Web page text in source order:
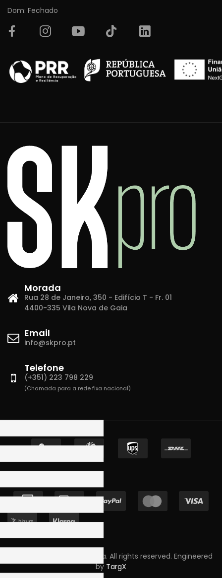
Dom: Fechado
Morada
Rua 28 de Janeiro, 350 - Edifício T - Fr. 01
4400-335 Vila Nova de Gaia
Email
info@skpro.pt
Telefone
(+351) 223 798 229
(Chamada para a rede fixa nacional)
Copyright © 2023 Skpro, Lda. All rights reserved. Engineered
by TargX